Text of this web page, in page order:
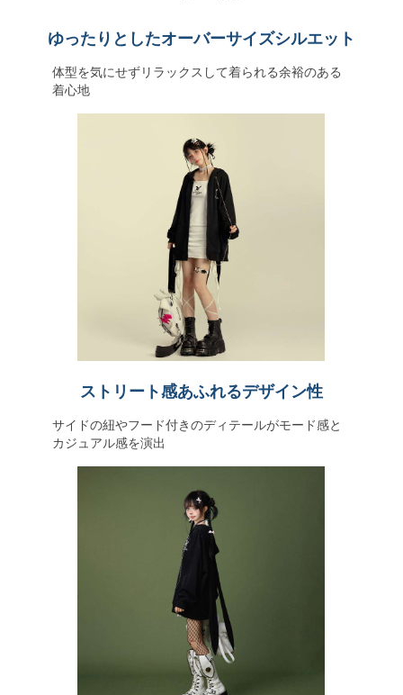
ゆったりとしたオーバーサイズシルエット
体型を気にせずリラックスして着られる余裕のある
着心地
ストリート感あふれるデザイン性
サイドの紐やフード付きのディテールがモード感と
カジュアル感を演出